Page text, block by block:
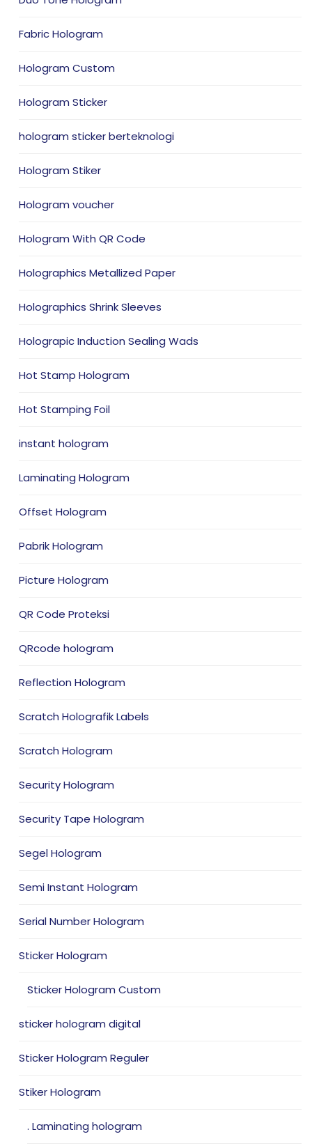
Fabric Hologram
Hologram Custom
Hologram Sticker
hologram sticker berteknologi
Hologram Stiker
Hologram voucher
Hologram With QR Code
Holographics Metallized Paper
Holographics Shrink Sleeves
Holograpic Induction Sealing Wads
Hot Stamp Hologram
Hot Stamping Foil
instant hologram
Laminating Hologram
Offset Hologram
Pabrik Hologram
Picture Hologram
QR Code Proteksi
QRcode hologram
Reflection Hologram
Scratch Holografik Labels
Scratch Hologram
Security Hologram
Security Tape Hologram
Segel Hologram
Semi Instant Hologram
Serial Number Hologram
Sticker Hologram
Sticker Hologram Custom
sticker hologram digital
Sticker Hologram Reguler
Stiker Hologram
. Laminating hologram